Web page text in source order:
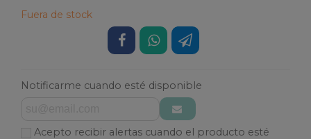
Fuera de stock
Notificarme cuando esté disponible
Acepto recibir alertas cuando el producto esté